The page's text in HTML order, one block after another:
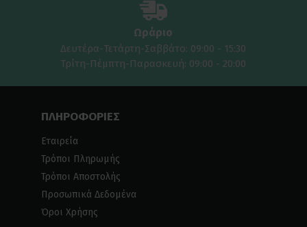
Ωράριο
Δευτέρα-Τετάρτη-Σαββάτο: 09:00 - 15:30
Τρίτη-Πέμπτη-Παρασκευή: 09:00 - 20:00
ΠΛΗΡΟΦΟΡΙΕΣ
Εταιρεία
Τρόποι Πληρωμής
Τρόποι Αποστολής
Προσωπικά Δεδομένα
Όροι Χρήσης